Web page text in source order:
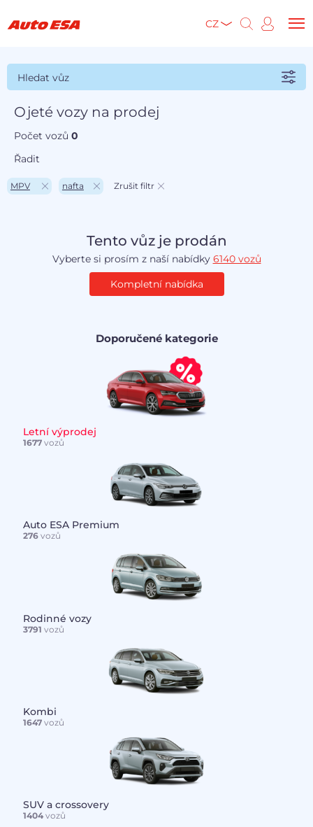
CZ
Hledat vůz
Ojeté vozy na prodej
Počet vozů0
Řadit
MPV nafta Zrušit filtr
Tento vůz je prodán
Vyberte si prosím z naší nabídky 6140 vozů
Kompletní nabídka
Doporučené kategorie
Letní výprodej
1677vozů
Auto ESA Premium
276vozů
Rodinné vozy
3791 vozů
Kombi
1647vozů
SUV a crossovery
1404vozů